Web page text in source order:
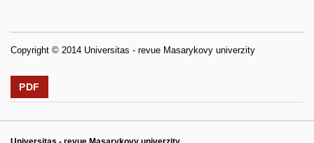
Copyright © 2014 Universitas - revue Masarykovy univerzity
PDF